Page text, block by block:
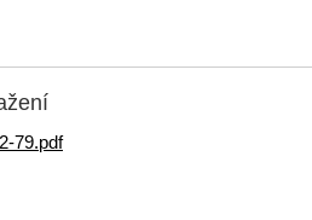
79.pdf